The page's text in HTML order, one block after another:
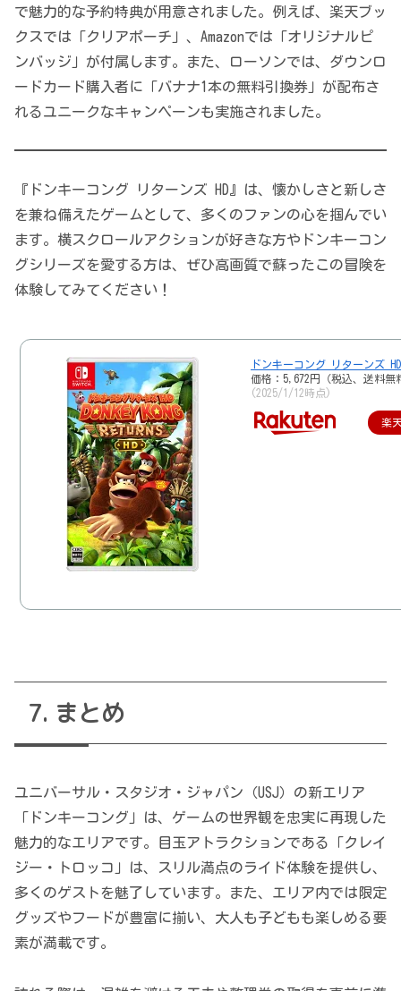
で魅力的な予約特典が用意されました。例えば、楽天ブッ
クスでは「クリアポーチ」、Amazonでは「オリジナルピ
ンバッジ」が付属します。また、ローソンでは、ダウンロ
ードカード購入者に「バナナ1本の無料引換券」が配布さ
れるユニークなキャンペーンも実施されました。
『ドンキーコング リターンズ HD』は、懐かしさと新しさ
を兼ね備えたゲームとして、多くのファンの心を掴んでい
ます。横スクロールアクションが好きな方やドンキーコン
グシリーズを愛する方は、ぜひ高画質で蘇ったこの冒険を
体験してみてください！
ドンキーコング リターンズ HD
価格：5,672円（税込、送料無
(2025/1/12時点)
楽
まとめ
ユニバーサル・スタジオ・ジャパン（USJ）の新エリア
「ドンキーコング」は、ゲームの世界観を忠実に再現した
魅力的なエリアです。目玉アトラクションである「クレイ
ジー・トロッコ」は、スリル満点のライド体験を提供し、
多くのゲストを魅了しています。また、エリア内では限定
グッズやフードが豊富に揃い、大人も子どもも楽しめる要
素が満載です。